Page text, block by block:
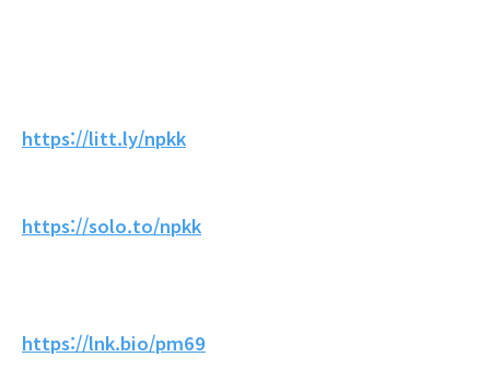
https://litt.ly/npkk
https://solo.to/npkk
https://lnk.bio/pm69